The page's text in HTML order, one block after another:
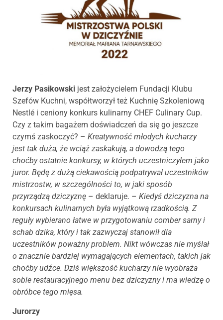
Jerzy Pasikowski jest założycielem Fundacji Klubu
Szefów Kuchni, współtworzył też Kuchnię Szkoleniową
Nestlé i ceniony konkurs kulinarny CHEF Culinary Cup.
Czy z takim bagażem doświadczeń da się go jeszcze
czymś zaskoczyć? – Kreatywność młodych kucharzy
jest tak duża, że wciąż zaskakują, a dowodzą tego
choćby ostatnie konkursy, w których uczestniczyłem jako
juror. Będę z dużą ciekawością podpatrywał uczestników
mistrzostw, w szczególności to, w jaki sposób
przyrządzą dziczyznę – deklaruje. – Kiedyś dziczyzna na
konkursach kulinarnych była wyjątkową rzadkością. Z
reguły wybierano łatwe w przygotowaniu comber sarny i
schab dzika, który i tak zazwyczaj stanowił dla
uczestników poważny problem. Nikt wówczas nie myślał
o znacznie bardziej wymagających elementach, takich jak
choćby udźce. Dziś większość kucharzy nie wyobraża
sobie restauracyjnego menu bez dziczyzny i ma wiedzę o
obróbce tego mięsa.
Jurorzy